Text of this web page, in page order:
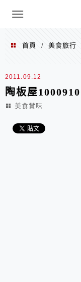
menu
首頁 / 美食旅行
2011.09.12
陶板屋1000910
美食賞味